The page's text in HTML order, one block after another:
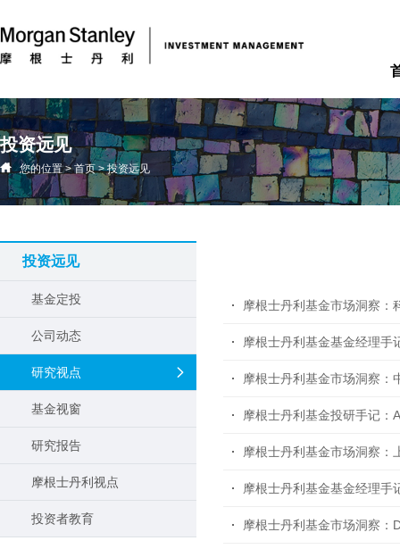
投资远见
您的位置>首页>投资远见
投资远见
基金定投
公司动态
研究视点
基金视窗
研究报告
摩根士丹利视点
投资者教育
摩根士丹利基金市场洞察：
摩根士丹利基金基金经理手
摩根士丹利基金市场洞察：
摩根士丹利基金投研手记：
摩根士丹利基金市场洞察：
摩根士丹利基金基金经理手
摩根士丹利基金市场洞察：